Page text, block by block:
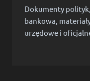
Dokumenty
bankowa,
urzędowe i